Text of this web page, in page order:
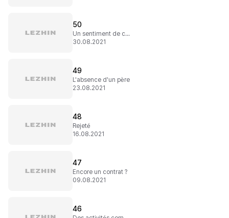
50
Un sentiment de culpabilité
30.08.2021
49
L'absence d'un père
23.08.2021
48
Rejeté
16.08.2021
47
Encore un contrat ?
09.08.2021
46